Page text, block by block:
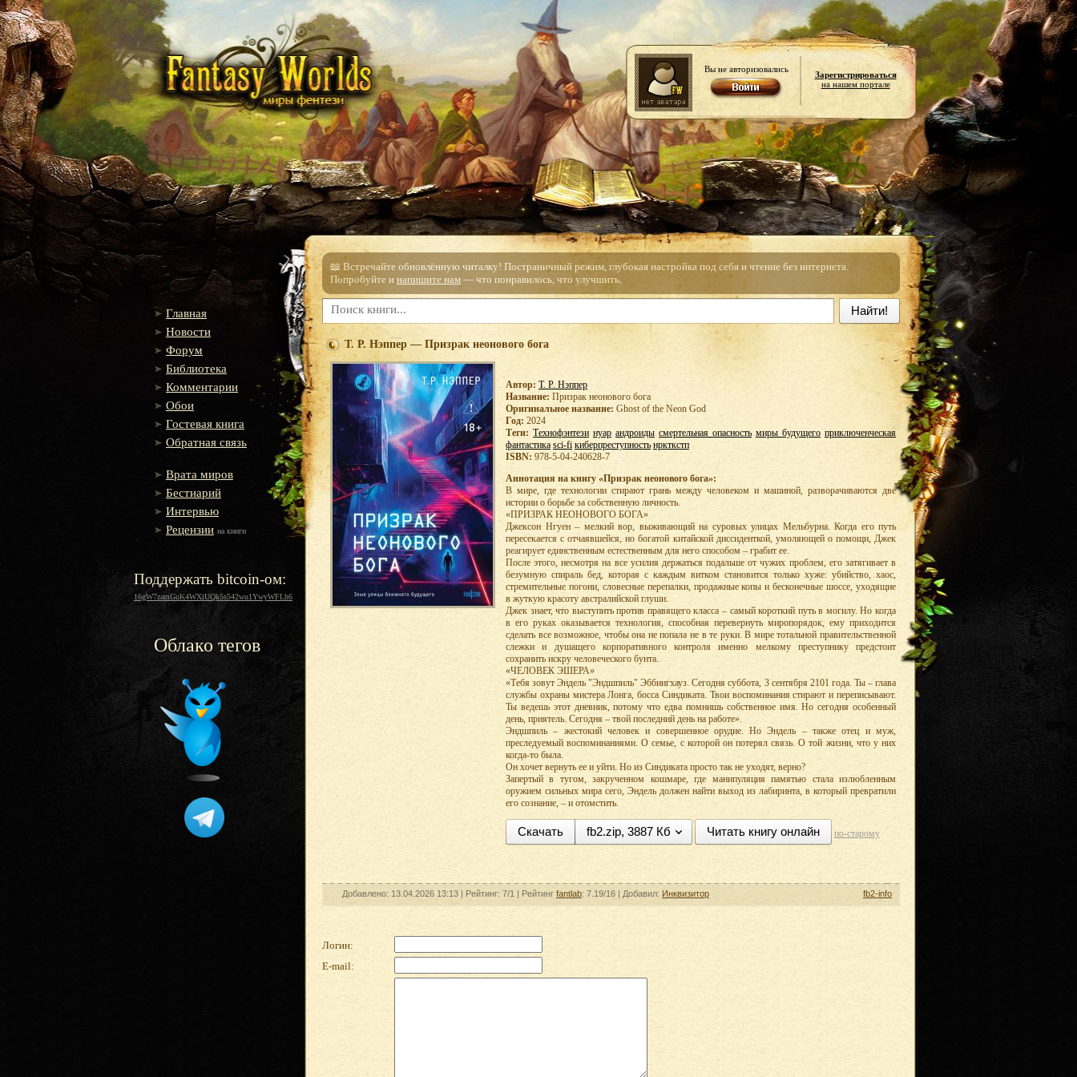
Вы не авторизовались
Зарегистрироваться
на нашем портале
Главная
Новости
Форум
Библиотека
Комментарии
Обои
Гостевая книга
Обратная связь
Врата миров
Бестиарий
Интервью
Рецензии на книги
Поддержать bitcoin-ом:
16gW7zamGuK4WXiUQk5s542wu1YwyWFLh6
Облако тегов
📖 Встречайте обновлённую читалку! Постраничный режим, глубокая настройка под себя и чтение без интернета.
Попробуйте и напишите нам — что понравилось, что улучшить.
Найти!
Т. Р. Нэппер — Призрак неонового бога
Автор: Т. Р. Нэппер
Название: Призрак неонового бога
Оригинальное название: Ghost of the Neon God
Год: 2024
Теги: Технофэнтези нуар андроиды смертельная опасность миры будущего приключенческая
фантастика sci-fi киберпреступность нркткстп
ISBN: 978-5-04-240628-7
Аннотация на книгу «Призрак неонового бога»:
В мире, где технологии стирают грань между человеком и машиной, разворачиваются две
истории о борьбе за собственную личность.
«ПРИЗРАК НЕОНОВОГО БОГА»
Джексон Нгуен – мелкий вор, выживающий на суровых улицах Мельбурна. Когда его путь
пересекается с отчаявшейся, но богатой китайской диссиденткой, умоляющей о помощи, Джек
реагирует единственным естественным для него способом – грабит ее.
После этого, несмотря на все усилия держаться подальше от чужих проблем, его затягивает в
безумную спираль бед, которая с каждым витком становится только хуже: убийство, хаос,
стремительные погони, словесные перепалки, продажные копы и бесконечные шоссе, уходящие
в жуткую красоту австралийской глуши.
Джек знает, что выступить против правящего класса – самый короткий путь в могилу. Но когда
в его руках оказывается технология, способная перевернуть миропорядок, ему приходится
сделать все возможное, чтобы она не попала не в те руки. В мире тотальной правительственной
слежки и душащего корпоративного контроля именно мелкому преступнику предстоит
сохранить искру человеческого бунта.
«ЧЕЛОВЕК ЭШЕРА»
«Тебя зовут Эндель "Эндшпиль" Эббингхауз. Сегодня суббота, 3 сентября 2101 года. Ты – глава
службы охраны мистера Лонга, босса Синдиката. Твои воспоминания стирают и переписывают.
Ты ведешь этот дневник, потому что едва помнишь собственное имя. Но сегодня особенный
день, приятель. Сегодня – твой последний день на работе».
Эндшпиль – жестокий человек и совершенное орудие. Но Эндель – также отец и муж,
преследуемый воспоминаниями. О семье, с которой он потерял связь. О той жизни, что у них
когда-то была.
Он хочет вернуть ее и уйти. Но из Синдиката просто так не уходят, верно?
Запертый в тугом, закрученном кошмаре, где манипуляция памятью стала излюбленным
оружием сильных мира сего, Эндель должен найти выход из лабиринта, в который превратили
его сознание, – и отомстить.
Скачать fb2.zip, 3887 Кб Читать книгу онлайн по-старому
Добавлено: 13.04.2026 13:13 | Рейтинг: 7/1 | Рейтинг fantlab: 7.19/16 | Добавил: Инквизитор fb2-info
Логин:
E-mail: